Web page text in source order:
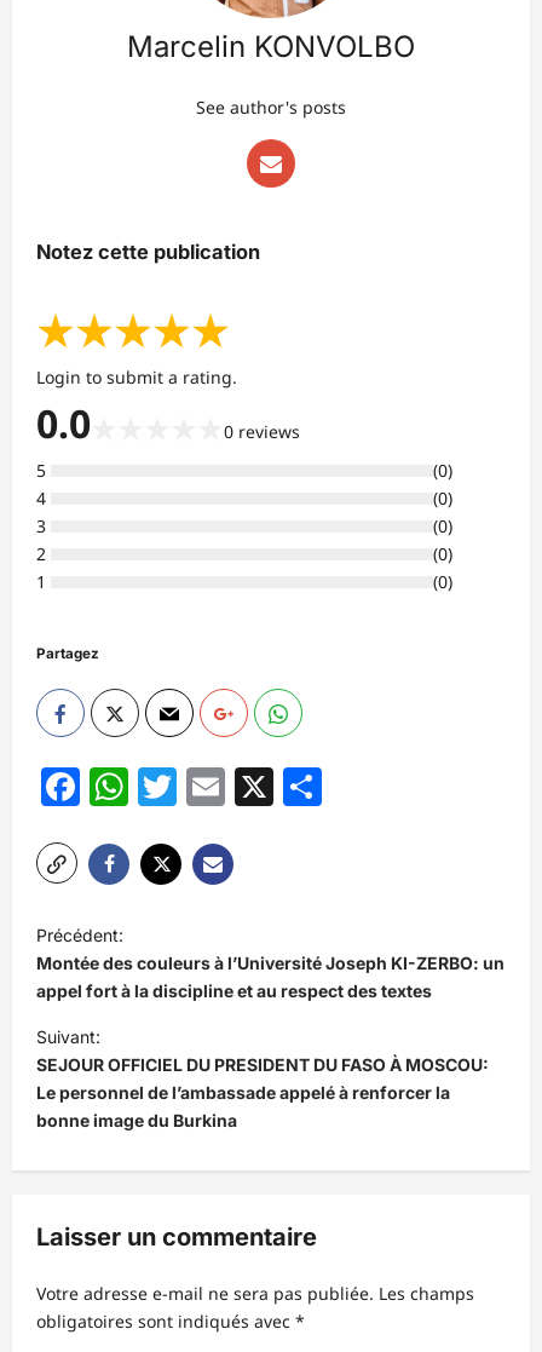
Marcelin KONVOLBO
See author's posts
Notez cette publication
★★★★★
Login to submit a rating.
0.0 0 reviews
5
(0)
4
(0)
3
(0)
2
(0)
1
(0)
Partagez
Facebook
WhatsApp
Twitter
Email
X
a
v
i
g
a
o
d
’
Précédent:
Montée des couleurs à l’Université Joseph KI-ZERBO: un
appel fort à la discipline et au respect des textes
Suivant:
SEJOUR OFFICIEL DU PRESIDENT DU FASO À MOSCOU:
Le personnel de l’ambassade appelé à renforcer la
bonne image du Burkina
Laisser un commentaire
Votre adresse e-mail ne sera pas publiée. Les champs
obligatoires sont indiqués avec *